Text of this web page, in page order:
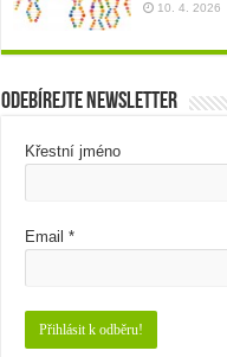
10. 4. 2026
Odebírejte newsletter
Křestní jméno
Email *